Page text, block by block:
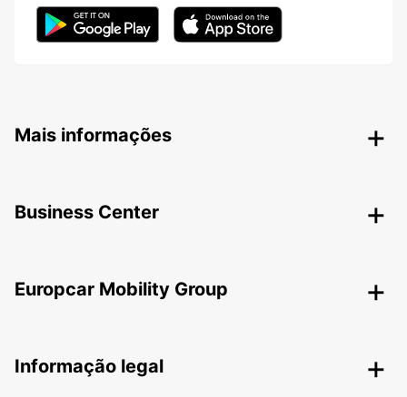
Mais informações
Business Center
Europcar Mobility Group
Informação legal